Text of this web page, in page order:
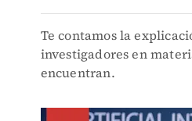
Te contamos la
investigadores en
encuentran.